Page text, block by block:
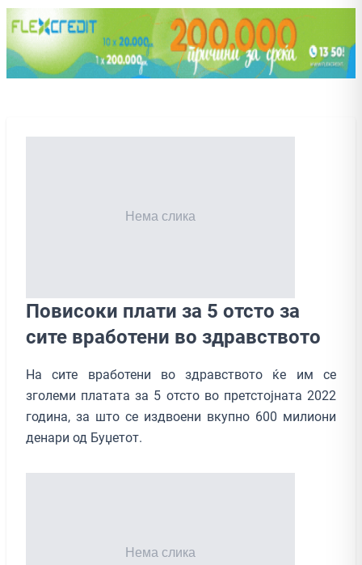
Повисоки плати за 5 отсто за
сите вработени во здравството
На сите вработени во здравството ќе им се
зголеми платата за 5 отсто во претстојната 2022
година, за што се издвоени вкупно 600 милиони
денари од Буџетот.